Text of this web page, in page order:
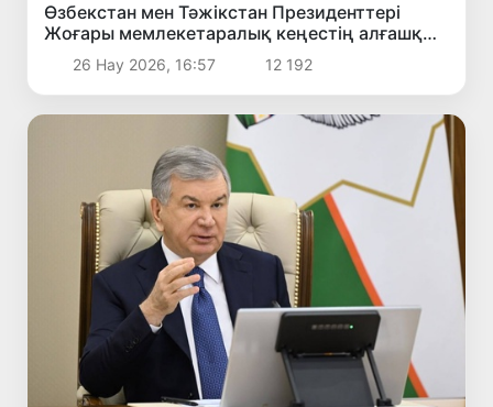
Өзбекстан мен Тәжікстан Президенттері
Жоғары мемлекетаралық кеңестің алғашқы
отырысын өткізді
26 Нау 2026, 16:57 12 192